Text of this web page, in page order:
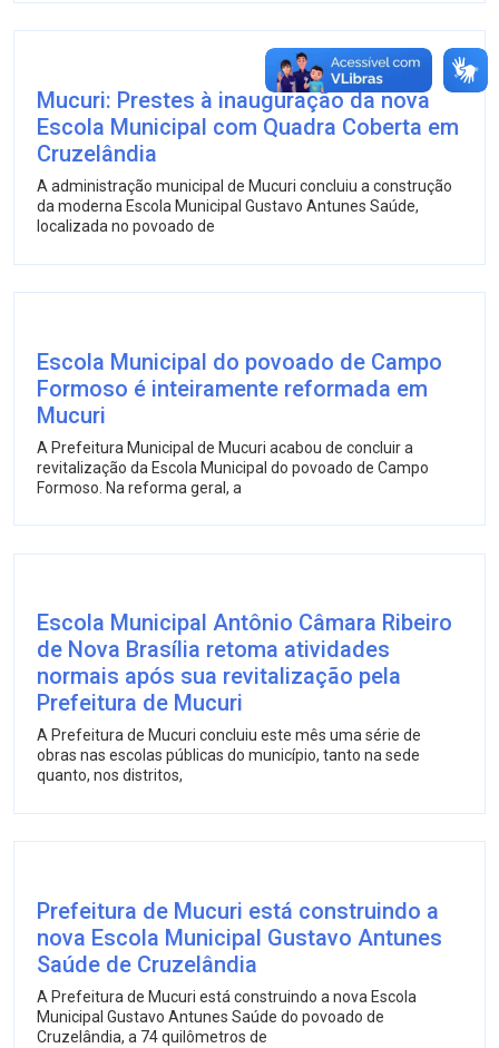
Mucuri: Prestes à inauguração da nova
Escola Municipal com Quadra Coberta em
Cruzelândia
A administração municipal de Mucuri concluiu a construção
da moderna Escola Municipal Gustavo Antunes Saúde,
localizada no povoado de
Escola Municipal do povoado de Campo
Formoso é inteiramente reformada em
Mucuri
A Prefeitura Municipal de Mucuri acabou de concluir a
revitalização da Escola Municipal do povoado de Campo
Formoso. Na reforma geral, a
Escola Municipal Antônio Câmara Ribeiro
de Nova Brasília retoma atividades
normais após sua revitalização pela
Prefeitura de Mucuri
A Prefeitura de Mucuri concluiu este mês uma série de
obras nas escolas públicas do município, tanto na sede
quanto, nos distritos,
Prefeitura de Mucuri está construindo a
nova Escola Municipal Gustavo Antunes
Saúde de Cruzelândia
A Prefeitura de Mucuri está construindo a nova Escola
Municipal Gustavo Antunes Saúde do povoado de
Cruzelândia, a 74 quilômetros de